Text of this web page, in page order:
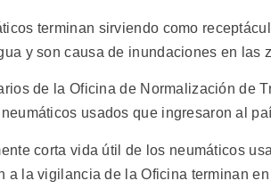
terminan sirviendo como
y son causa de inundaciones en las
de la Oficina de Normalización de
usados que ingresaron al
corta vida útil de los neumáticos
a la vigilancia de la Oficina terminan